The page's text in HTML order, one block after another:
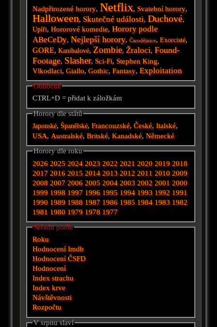
Nadpřirozené horory, Netflix, Svatební horory,
Halloween, Skutečné události, Duchové,
Upíři,Hororové komedie,Horory podle
ABeCeDy, Nejlepší horory,Čarodějnice,Exorcisté,
GORE,Kanibalové, Zombie, Žraloci, Found-
Footage, Slasher, Sci-Fi, Stephen King,
Vlkodlaci,Giallo,Gothic,Fantasy,Exploitation
Oblíbené
CTRL+D = přidat k záložkám
Horory dle států
Japonské, Španělské,Francouzské,České,Italské,
USA, Australské,Britské,Kanadské,Německé
Horory dle roku
2026 2025 2024 2023 2022 2021 2020 2019 2018
2017 2016 2015 2014 2013 2012 2011 2010 2009
2008 2007 2006 2005 2004 2003 2002 2001 2000
1999 1998 1997 1996 1995 1994 1993 1992 1991
1990 1989 1988 1987 1986 1985 1984 1983 1982
1981 1980 1979 1978 1977
Seřadit podle
Roku
Hodnocení Imdb
Hodnocení ČSFD
Hodnocení
Index strachu
Index krve
Návštěvnosti
Rozpočtu
V srpnu slaví